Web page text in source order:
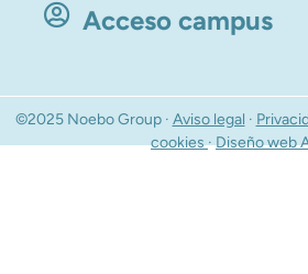
Acceso campus
©2025 Noebo Group · Aviso legal ·
cookies·Diseño web